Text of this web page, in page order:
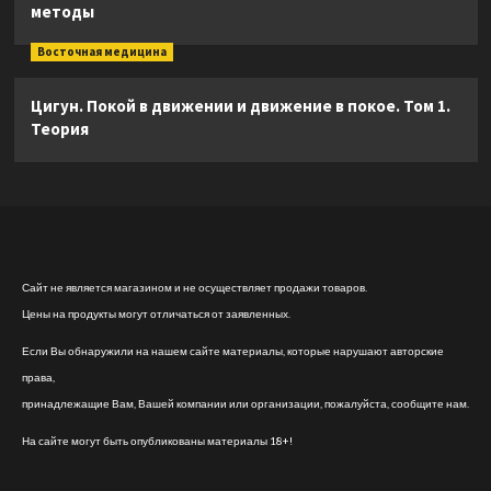
методы
Восточная медицина
Цигун. Покой в движении и движение в покое. Том 1.
Теория
Сайт не является магазином и не осуществляет продажи товаров.
Цены на продукты могут отличаться от заявленных.
Если Вы обнаружили на нашем сайте материалы, которые нарушают авторские
права,
принадлежащие Вам, Вашей компании или организации, пожалуйста, сообщите нам.
На сайте могут быть опубликованы материалы 18+!